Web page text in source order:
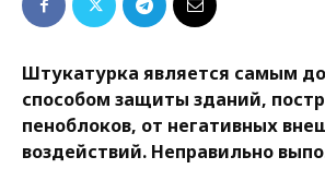
Штукатурка является самым
способом защиты зданий,
пеноблоков, от негативных
воздействий. Неправильно